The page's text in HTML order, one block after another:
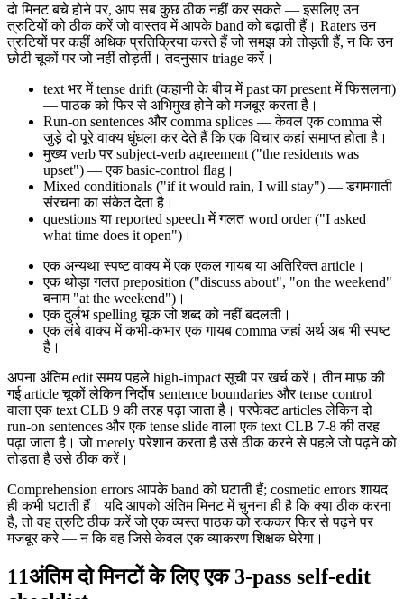
दो मिनट बचे होने पर, आप सब कुछ ठीक नहीं कर सकते — इसलिए उन
त्रुटियों को ठीक करें जो वास्तव में आपके band को बढ़ाती हैं। Raters उन
त्रुटियों पर कहीं अधिक प्रतिक्रिया करते हैं जो समझ को तोड़ती हैं, न कि उन
छोटी चूकों पर जो नहीं तोड़तीं। तदनुसार triage करें।
text भर में tense drift (कहानी के बीच में past का present में फिसलना)
— पाठक को फिर से अभिमुख होने को मजबूर करता है।
Run-on sentences और comma splices — केवल एक comma से
जुड़े दो पूरे वाक्य धुंधला कर देते हैं कि एक विचार कहां समाप्त होता है।
मुख्य verb पर subject-verb agreement ("the residents was
upset") — एक basic-control flag।
Mixed conditionals ("if it would rain, I will stay") — डगमगाती
संरचना का संकेत देता है।
questions या reported speech में गलत word order ("I asked
what time does it open")।
एक अन्यथा स्पष्ट वाक्य में एक एकल गायब या अतिरिक्त article।
एक थोड़ा गलत preposition ("discuss about", "on the weekend"
बनाम "at the weekend")।
एक दुर्लभ spelling चूक जो शब्द को नहीं बदलती।
एक लंबे वाक्य में कभी-कभार एक गायब comma जहां अर्थ अब भी स्पष्ट
है।
अपना अंतिम edit समय पहले high-impact सूची पर खर्च करें। तीन माफ़ की
गई article चूकों लेकिन निर्दोष sentence boundaries और tense control
वाला एक text CLB 9 की तरह पढ़ा जाता है। परफेक्ट articles लेकिन दो
run-on sentences और एक tense slide वाला एक text CLB 7-8 की तरह
पढ़ा जाता है। जो merely परेशान करता है उसे ठीक करने से पहले जो पढ़ने को
तोड़ता है उसे ठीक करें।
Comprehension errors आपके band को घटाती हैं; cosmetic errors शायद
ही कभी घटाती हैं। यदि आपको अंतिम मिनट में चुनना ही है कि क्या ठीक करना
है, तो वह त्रुटि ठीक करें जो एक व्यस्त पाठक को रुककर फिर से पढ़ने पर
मजबूर करे — न कि वह जिसे केवल एक व्याकरण शिक्षक घेरेगा।
11अंतिम दो मिनटों के लिए एक 3-pass self-edit